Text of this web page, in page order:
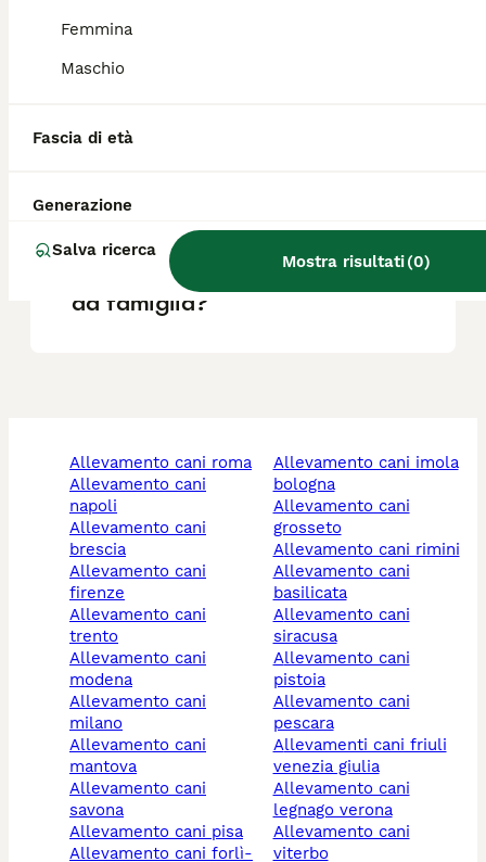
Femmina
Maschio
Fascia di età
Generazione
Salva ricerca
Mostra risultati(0)
Che cos'è un cane francese
porcelaine?
segugio porcelaine?
Il Porcelaine è un buon cane
da famiglia?
allevamento cani roma
allevamento cani
napoli
allevamento cani
brescia
allevamento cani
firenze
allevamento cani
trento
allevamento cani
modena
allevamento cani
milano
allevamento cani
mantova
allevamento cani
savona
allevamento cani pisa
allevamento cani forlì-
allevamento cani imola
bologna
allevamento cani
grosseto
allevamento cani rimini
allevamento cani
basilicata
allevamento cani
siracusa
allevamento cani
pistoia
allevamento cani
pescara
allevamenti cani friuli
venezia giulia
allevamento cani
legnago verona
allevamento cani
viterbo